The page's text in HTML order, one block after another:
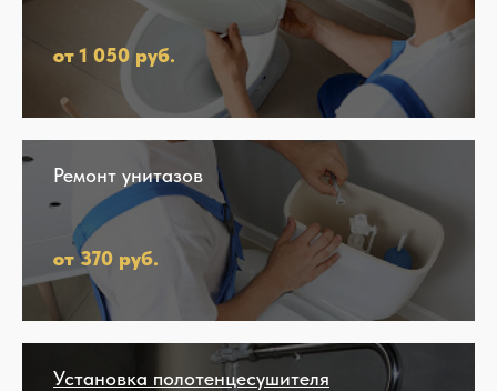
от 1 050 руб.
Ремонт унитазов
от 370 руб.
Установка полотенцесушителя